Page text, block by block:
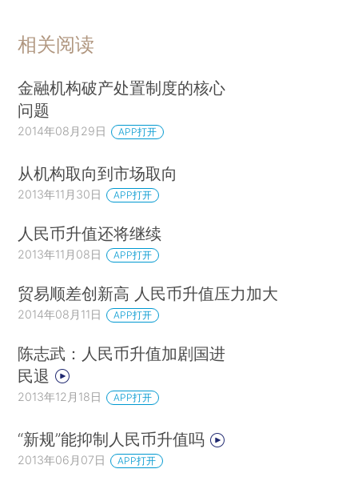
相关阅读
金融机构破产处置制度的核心
问题
2014年08月29日 APP打开
从机构取向到市场取向
2013年11月30日 APP打开
人民币升值还将继续
2013年11月08日 APP打开
贸易顺差创新高 人民币升值压力加大
2014年08月11日 APP打开
陈志武：人民币升值加剧国进
民退
2013年12月18日 APP打开
“新规”能抑制人民币升值吗
2013年06月07日 APP打开